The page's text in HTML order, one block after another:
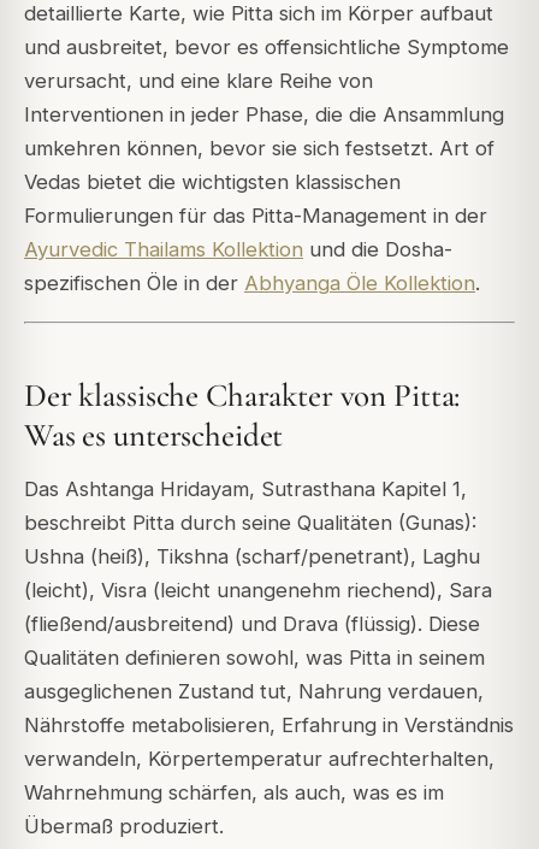
detaillierte Karte, wie Pitta sich im Körper aufbaut
und ausbreitet, bevor es offensichtliche Symptome
verursacht, und eine klare Reihe von
Interventionen in jeder Phase, die die Ansammlung
umkehren können, bevor sie sich festsetzt. Art of
Vedas bietet die wichtigsten klassischen
Formulierungen für das Pitta-Management in der
Ayurvedic Thailams Kollektion und die Dosha-
spezifischen Öle in der Abhyanga Öle Kollektion.
Der klassische Charakter von Pitta:
Was es unterscheidet
Das Ashtanga Hridayam, Sutrasthana Kapitel 1,
beschreibt Pitta durch seine Qualitäten (Gunas):
Ushna (heiß), Tikshna (scharf/penetrant), Laghu
(leicht), Visra (leicht unangenehm riechend), Sara
(fließend/ausbreitend) und Drava (flüssig). Diese
Qualitäten definieren sowohl, was Pitta in seinem
ausgeglichenen Zustand tut, Nahrung verdauen,
Nährstoffe metabolisieren, Erfahrung in Verständnis
verwandeln, Körpertemperatur aufrechterhalten,
Wahrnehmung schärfen, als auch, was es im
Übermaß produziert.